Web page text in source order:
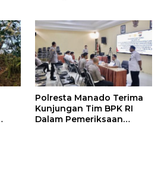
Polresta Manado Terima
Kunjungan Tim BPK RI
Dalam Pemeriksaan